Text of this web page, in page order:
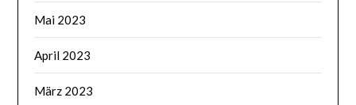
Mai 2023
April 2023
März 2023